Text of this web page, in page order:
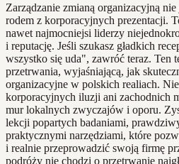
Zarządzanie zmianą organizacyjną
rodem z korporacyjnych prezentacji.
nawet najmocniejsi liderzy
i reputację. Jeśli szukasz gładkich
wszystko się uda", zawróć teraz. Ten
przetrwania, wyjaśniającą, jak
organizacyjne w polskich realiach.
korporacyjnych iluzji ani zachodnich
mur lokalnych zwyczajów i oporu.
lekcji popartych badaniami,
praktycznymi narzędziami, które
i realnie przeprowadzić swoją firmę
podróży nie chodzi o przetrwanie